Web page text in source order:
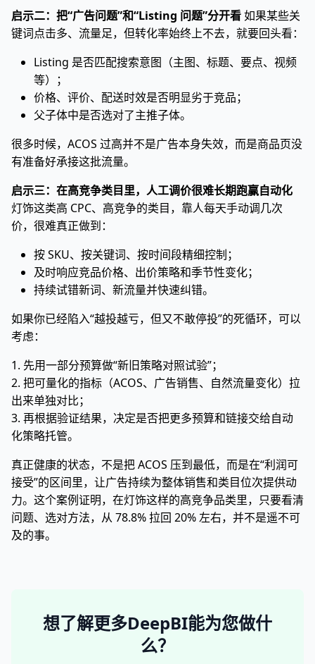
启示二：把“广告问题”和“Listing 问题”分开看如果某些关
键词点击多、流量足，但转化率始终上不去，就要回头看：
Listing 是否匹配搜索意图（主图、标题、要点、视频
等）；
价格、评价、配送时效是否明显劣于竞品；
父子体中是否选对了主推子体。
很多时候，ACOS 过高并不是广告本身失效，而是商品页没
有准备好承接这批流量。
启示三：在高竞争类目里，人工调价很难长期跑赢自动化
灯饰这类高 CPC、高竞争的类目，靠人每天手动调几次
价，很难真正做到：
按 SKU、按关键词、按时间段精细控制；
及时响应竞品价格、出价策略和季节性变化；
持续试错新词、新流量并快速纠错。
如果你已经陷入“越投越亏，但又不敢停投”的死循环，可以
考虑：
1. 先用一部分预算做“新旧策略对照试验”；
2. 把可量化的指标（ACOS、广告销售、自然流量变化）拉
出来单独对比；
3. 再根据验证结果，决定是否把更多预算和链接交给自动
化策略托管。
真正健康的状态，不是把 ACOS 压到最低，而是在“利润可
接受”的区间里，让广告持续为整体销售和类目位次提供动
力。这个案例证明，在灯饰这样的高竞争品类里，只要看清
问题、选对方法，从 78.8% 拉回 20% 左右，并不是遥不可
及的事。
想了解更多DeepBI能为您做什
么？